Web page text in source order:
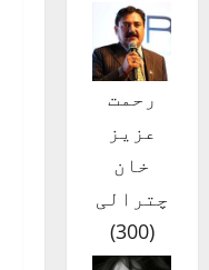
رحمت
عزیز
خان
چترالی
(
300
)